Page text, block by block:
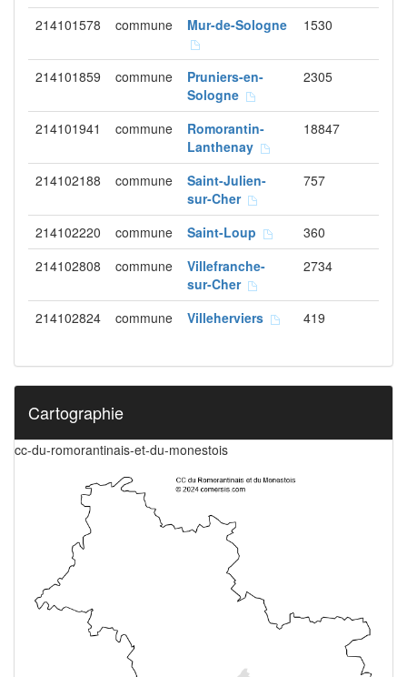
214101578 commune Mur-de-Sologne 1530
214101859 commune
Pruniers-en-
Sologne
2305
214101941 commune
Romorantin-
Lanthenay
18847
214102188 commune
Saint-Julien-
sur-Cher
757
214102220 commune Saint-Loup
360
214102808
commune
Villefranche-
sur-Cher
2734
214102824 commune Villeherviers 419
Cartographie
cc-du-romorantinais-et-du-monestois